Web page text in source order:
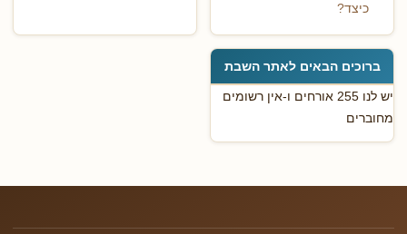
כיצד?
ברוכים הבאים לאתר השבת
יש לנו 255 אורחים ו-אין רשומים
מחוברים